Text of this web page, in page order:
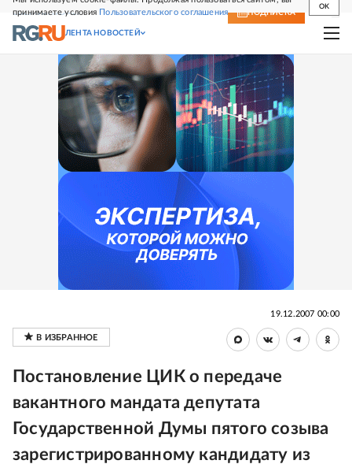
принимаете условия Пользовательского соглашения
OK
СВЕЖИЙ НОМЕР ПОДПИСКА
ЛЕНТА НОВОСТЕЙ
19.12.2007 00:00
Постановление ЦИК о передаче
вакантного мандата депутата
Государственной Думы пятого созыва
зарегистрированному кандидату из